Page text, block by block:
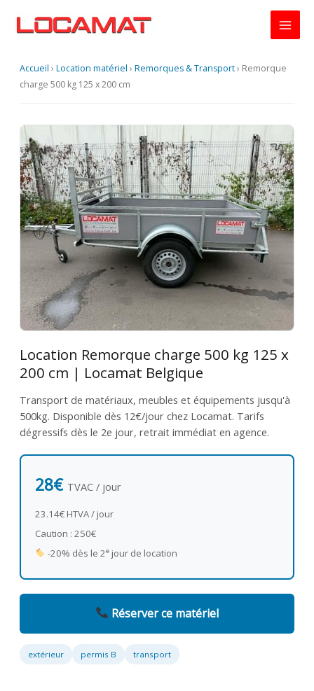
Accueil › Location matériel › Remorques & Transport› Remorque
charge 500 kg 125 x 200 cm
Location Remorque charge 500 kg 125 x
200 cm | Locamat Belgique
Transport de matériaux, meubles et équipements jusqu'à
500kg. Disponible dès 12€/jour chez Locamat. Tarifs
dégressifs dès le 2e jour, retrait immédiat en agence.
28€ TVAC / jour
23.14€ HTVA / jour
Caution : 250€
-20% dès le 2ejour de location
Réserver ce matériel
extérieur permis B transport